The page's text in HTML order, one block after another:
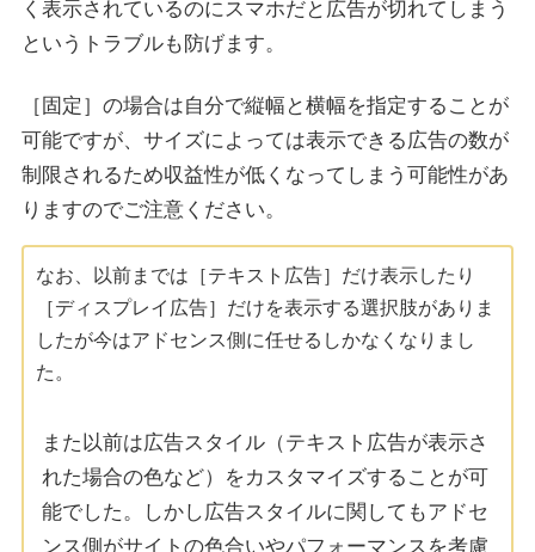
く表示されているのにスマホだと広告が切れてしまう
というトラブルも防げます。
［固定］の場合は自分で縦幅と横幅を指定することが
可能ですが、サイズによっては表示できる広告の数が
制限されるため収益性が低くなってしまう可能性があ
りますのでご注意ください。
なお、以前までは［テキスト広告］だけ表示したり
［ディスプレイ広告］だけを表示する選択肢がありま
したが今はアドセンス側に任せるしかなくなりまし
た。
また以前は広告スタイル（テキスト広告が表示さ
れた場合の色など）をカスタマイズすることが可
能でした。しかし広告スタイルに関してもアドセ
ンス側がサイトの色合いやパフォーマンスを考慮